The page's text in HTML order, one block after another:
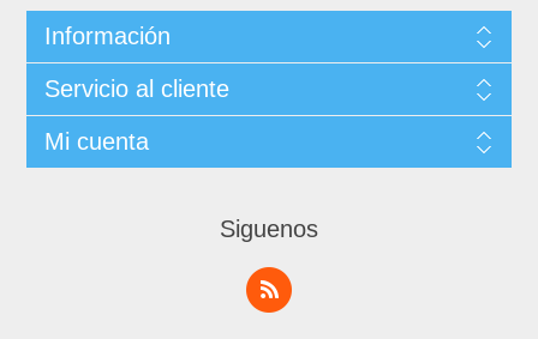
Información
Servicio al cliente
Mi cuenta
Siguenos